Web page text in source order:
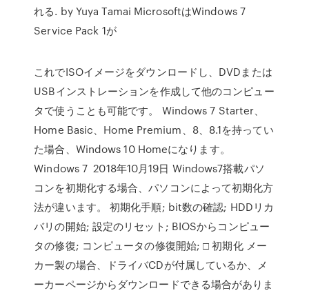
れる. by Yuya Tamai MicrosoftはWindows 7
Service Pack 1が
これでISOイメージをダウンロードし、DVDまたは
USBインストレーションを作成して他のコンピュー
タで使うことも可能です。 Windows 7 Starter、
Home Basic、Home Premium、8、8.1を持ってい
た場合、Windows 10 Homeになります。
Windows 7 2018年10月19日 Windows7搭載パソ
コンを初期化する場合、パソコンによって初期化方
法が違います。 初期化手順; bit数の確認; HDDリカ
バリの開始; 設定のリセット; BIOSからコンピュー
タの修復; コンピュータの修復開始; □ 初期化 メー
カー製の場合、ドライバCDが付属しているか、メ
ーカーページからダウンロードできる場合がありま